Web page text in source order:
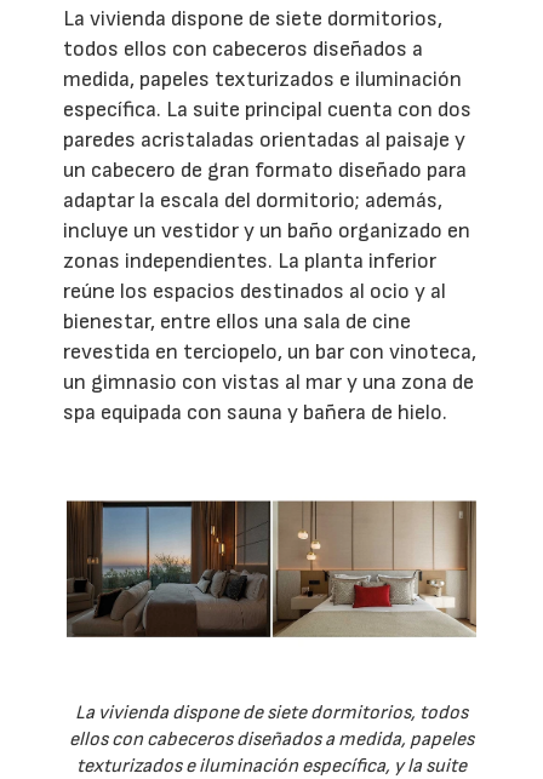
La vivienda dispone de siete dormitorios,
todos ellos con cabeceros diseñados a
medida, papeles texturizados e iluminación
específica. La suite principal cuenta con dos
paredes acristaladas orientadas al paisaje y
un cabecero de gran formato diseñado para
adaptar la escala del dormitorio; además,
incluye un vestidor y un baño organizado en
zonas independientes. La planta inferior
reúne los espacios destinados al ocio y al
bienestar, entre ellos una sala de cine
revestida en terciopelo, un bar con vinoteca,
un gimnasio con vistas al mar y una zona de
spa equipada con sauna y bañera de hielo.
La vivienda dispone de siete dormitorios, todos
ellos con cabeceros diseñados a medida, papeles
texturizados e iluminación específica, y la suite